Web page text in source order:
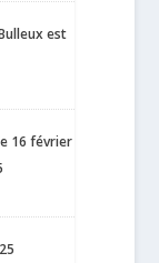
est
16 février